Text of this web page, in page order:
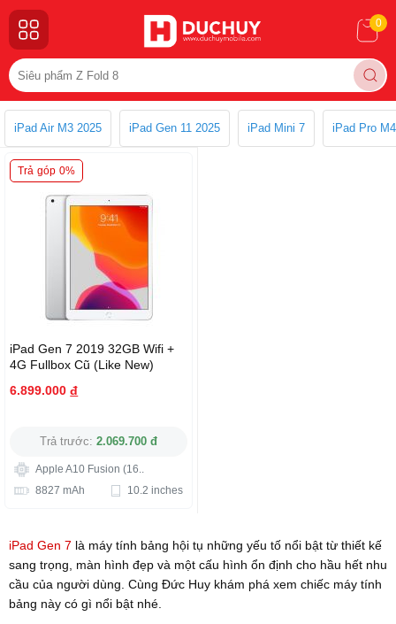
0
iPad Air M3 2025 iPad Gen 11 2025 iPad Mini 7 iPad Pro M4
Trả góp 0%
iPad Gen 7 2019 32GB Wifi +
4G Fullbox Cũ (Like New)
6.899.000 đ
Trả trước: 2.069.700 đ
Apple A10 Fusion (16..
8827 mAh
10.2 inches
iPad Gen 7 là máy tính bảng hội tụ những yếu tố nổi bật từ thiết kế
sang trọng, màn hình đẹp và một cấu hình ổn định cho hầu hết nhu
cầu của người dùng. Cùng Đức Huy khám phá xem chiếc máy tính
bảng này có gì nổi bật nhé.